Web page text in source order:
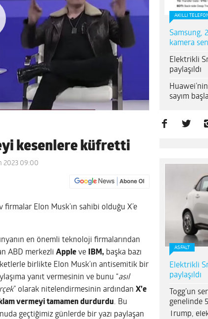
kesenlere küfretti
2023 09:00
firmalar Elon Musk’ın sahibi olduğu X’e
en önemli teknoloji firmalarından
ABD merkezli Apple ve IBM, başka bazı
birlikte Elon Musk’ın antisemitik bir
yanıt vermesinin ve bunu “asıl
” olarak nitelendirmesinin ardından X’e
vermeyi tamamen durdurdu. Bu
geçtiğimiz günlerde bir yazı paylaşan
AKILLI
Samsung,
kamera
Elektrikli
paylaşıldı
sayım
ASFALT
Elektrikli
paylaşıldı
Togg’un
genelinde
Trump,